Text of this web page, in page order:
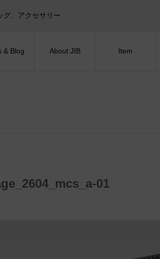
グ、アクセサリー
& Blog About JIB Item
01